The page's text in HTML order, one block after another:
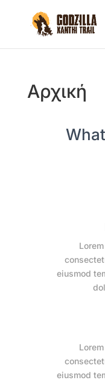
Αρχική
eiusmod
eiusmod